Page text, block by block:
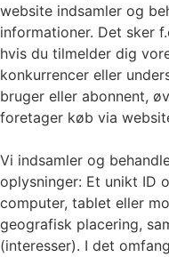
website indsamler og
informationer. Det sker
hvis du tilmelder dig
konkurrencer eller
bruger eller abonnent,
foretager køb via
Vi indsamler og
oplysninger: Et unikt ID
computer, tablet eller
geografisk placering,
(interesser). I det